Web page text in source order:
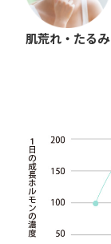
肌荒れ・たるみ